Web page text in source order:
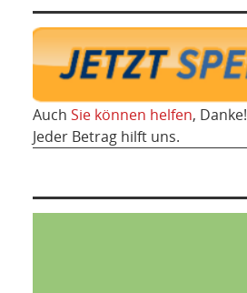
Auch Sie können helfen, Danke!
Jeder Betrag hilft uns.